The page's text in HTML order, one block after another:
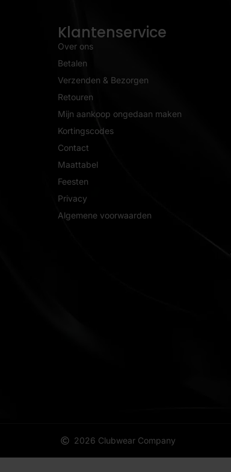
Klantenservice
Over ons
Betalen
Verzenden & Bezorgen
Retouren
Mijn aankoop ongedaan maken
Kortingscodes
Contact
Maattabel
Feesten
Privacy
Algemene voorwaarden
2026 Clubwear Company